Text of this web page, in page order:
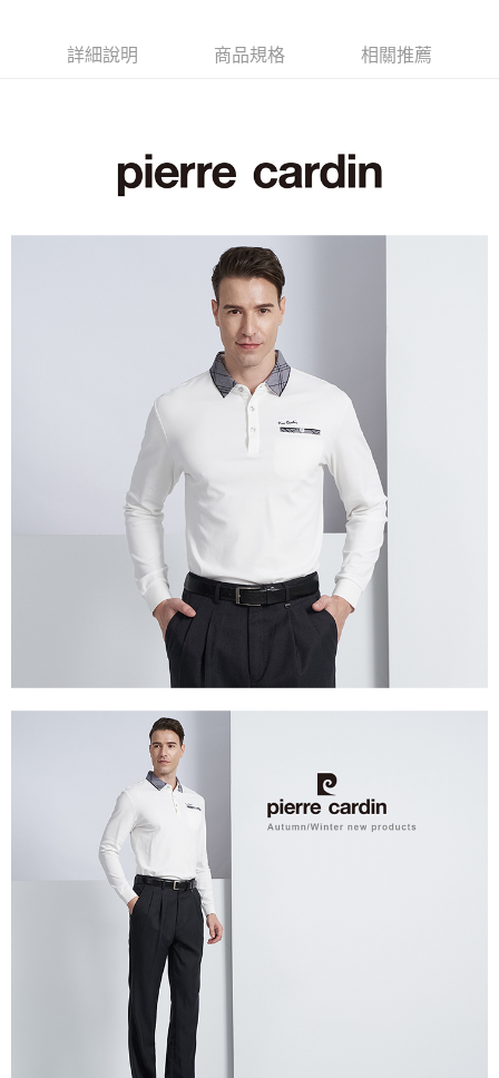
付款後全家取貨
每筆NT$60，滿NT$1,200(含以上)免運費
每筆NT$60，滿NT$1,200(含以上)免運費
每筆NT$60，滿NT$1,200(含以上)免運費
每筆NT$60，滿NT$1,200(含以上)免運費
每筆NT$80，滿NT$1,200(含以上)免運費
每筆NT$80，滿NT$1,200(含以上)免運費
詳細說明 商品規格 相關推薦